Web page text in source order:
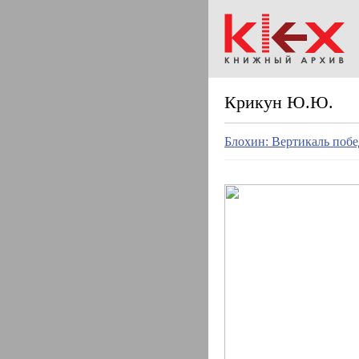
Крикун Ю.Ю.
Блохин: Вертикаль